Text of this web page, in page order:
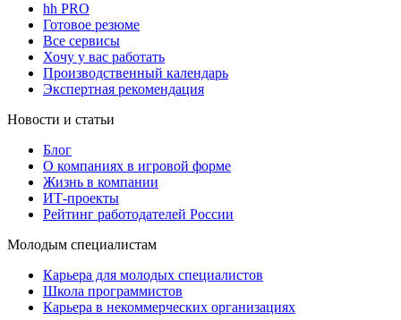
hh PRO
Готовое резюме
Все сервисы
Хочу у вас работать
Производственный календарь
Экспертная рекомендация
Новости и статьи
Блог
О компаниях в игровой форме
Жизнь в компании
ИТ-проекты
Рейтинг работодателей России
Молодым специалистам
Карьера для молодых специалистов
Школа программистов
Карьера в некоммерческих организациях